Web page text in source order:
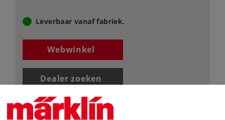
Leverbaar vanaf fabriek.
Webwinkel
Dealer zoeken
Downloads